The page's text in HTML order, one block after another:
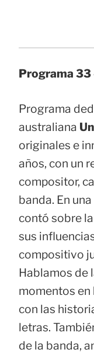
Programa 33
Programa
australiana
originales e
años, con un
compositor,
banda. En
contó sobre
sus
compositivo
Hablamos de
momentos en
con las
letras.
de la banda,